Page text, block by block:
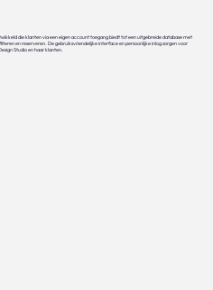
die klanten via een eigen account toegang biedt tot een uitgebreide database met
en reserveren. De gebruiksvriendelijke interface en persoonlijke inlog zorgen voor
Studio en haar klanten.